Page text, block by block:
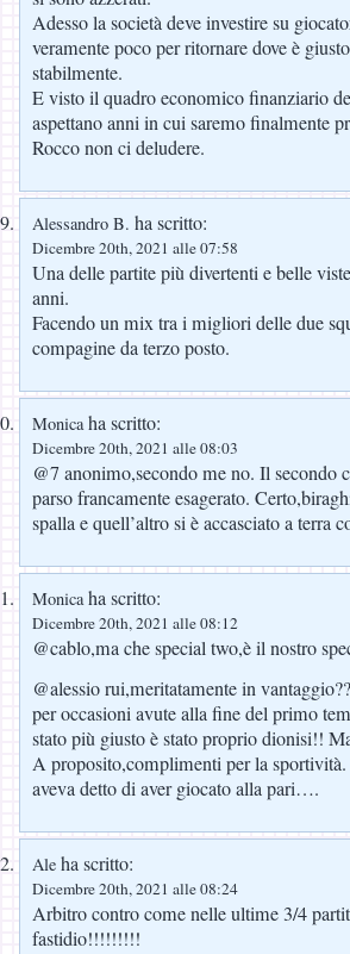
Adesso la società deve investire su
veramente poco per ritornare dove è
stabilmente.
E visto il quadro economico finanziario
aspettano anni in cui saremo finalmente
Rocco non ci deludere.
Alessandro B. ha scritto:
Dicembre 20th, 2021 alle 07:58
Una delle partite più divertenti e belle
anni.
Facendo un mix tra i migliori delle due
compagine da terzo posto.
Monicaha scritto:
Dicembre 20th, 2021 alle 08:03
@7 anonimo,secondo me no. Il secondo
parso francamente esagerato.
spalla e quell’altro si è accasciato a
Monicaha scritto:
Dicembre 20th, 2021 alle 08:12
@cablo,ma che special two,è il nostro
@alessio rui,meritatamente in
per occasioni avute alla fine del primo
stato più giusto è stato proprio dionisi!!
A proposito,complimenti per la sportività.
aveva detto di aver giocato alla pari….
Ale ha scritto:
Dicembre 20th, 2021 alle 08:24
Arbitro contro come nelle ultime 3/4
fastidio!!!!!!!!!